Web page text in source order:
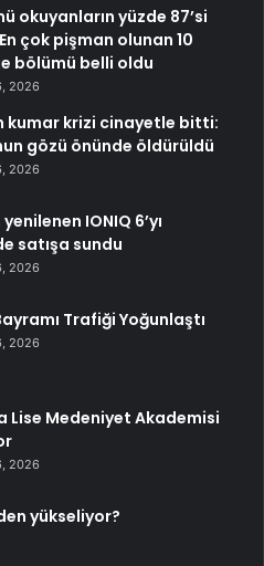
okuyanların yüzde 87’si
çok pişman olunan 10
bölümü belli oldu
2026
kumar krizi cinayetle bitti:
gözü önünde öldürüldü
2026
IONIQ 6’yı
satışa sundu
2026
Trafiği Yoğunlaştı
2026
Lise Medeniyet Akademisi
2026
yükseliyor?